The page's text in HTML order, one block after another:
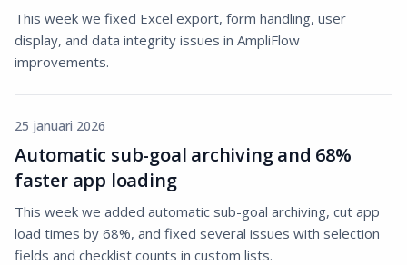
This week we fixed Excel export, form handling, user
display, and data integrity issues in AmpliFlow
improvements.
25 januari 2026
Automatic sub-goal archiving and 68%
faster app loading
This week we added automatic sub-goal archiving, cut app
load times by 68%, and fixed several issues with selection
fields and checklist counts in custom lists.